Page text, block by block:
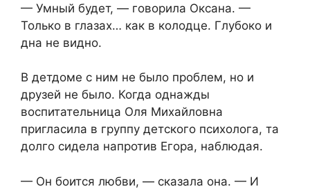
— Умный будет, — говорила Оксана. —
Только в глазах… как в колодце. Глубоко и
дна не видно.
В детдоме с ним не было проблем, но и
друзей не было. Когда однажды
воспитательница Оля Михайловна
пригласила в группу детского психолога, та
долго сидела напротив Егора, наблюдая.
— Он боится любви, — сказала она. — И